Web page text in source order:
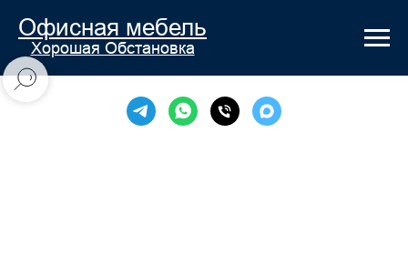
Офисная мебель
Хорошая Обстановка